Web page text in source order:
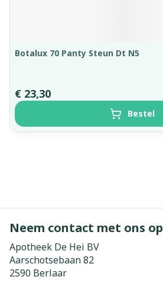
Botalux 70 Panty Steun Dt N5
€ 23,30
Bestel
Neem contact met ons op
Apotheek De Hei BV
Aarschotsebaan 82
2590 Berlaar